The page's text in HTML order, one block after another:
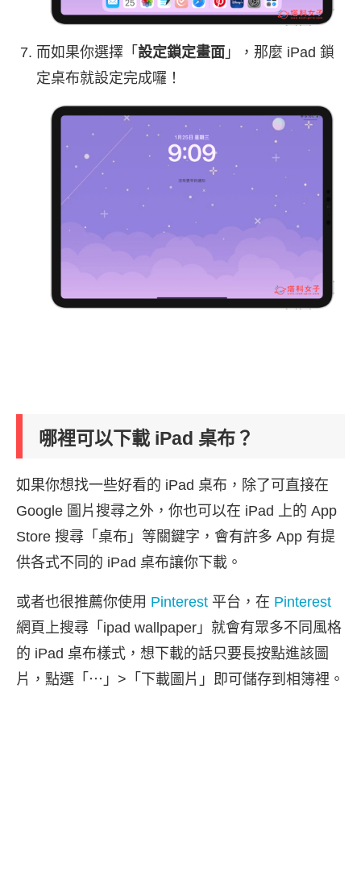
而如果你選擇「 設定鎖定畫面 」，那麼 iPad 鎖
定桌布就設定完成囉！
哪裡可以下載 iPad 桌布？
如果你想找一些好看的 iPad 桌布，除了可直接在
Google 圖片搜尋之外，你也可以在 iPad 上的 App
Store 搜尋「桌布」等關鍵字，會有許多 App 有提
供各式不同的 iPad 桌布讓你下載。
或者也很推薦你使用 Pinterest 平台，在 Pinterest
網頁上搜尋「ipad wallpaper」就會有眾多不同風格
的 iPad 桌布樣式，想下載的話只要長按點進該圖
片，點選「⋯」>「下載圖片」即可儲存到相簿裡。